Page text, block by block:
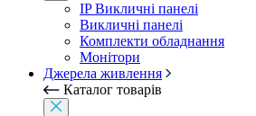
IP Викличні панелі
Викличні панелі
Комплекти обладнання
Монітори
Джерела живлення
Каталог товарів